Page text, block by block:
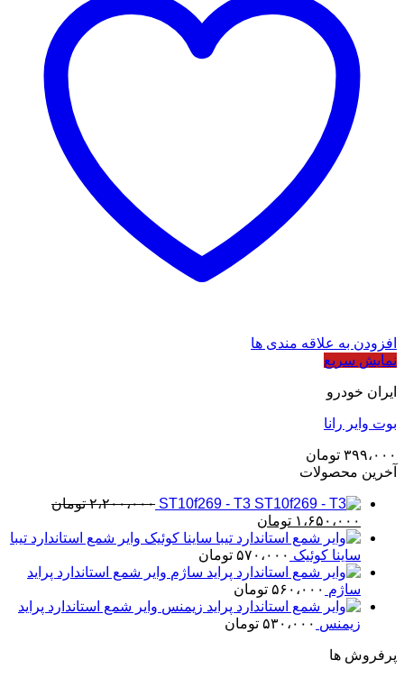
افزودن به علاقه مندی ها
نمایش سریع
ایران خودرو
بوت وایر رانا
۳۹۹،۰۰۰ تومان
آخرین محصولات
ST10f269 - T3 ۲،۲۰۰،۰۰۰ تومان
قیمت
اصلی
۲،۲۰۰،۰۰۰ تومان
بود.
۱،۶۵۰،۰۰۰ تومان
فعلی
است.
وایر شمع استاندارد تیبا
ساینا کوئیک ۵۷۰،۰۰۰ تومان
وایر شمع استاندارد پراید
ساژم ۵۶۰،۰۰۰ تومان
وایر شمع استاندارد پراید
زیمنس ۵۳۰،۰۰۰ تومان
پرفروش ها